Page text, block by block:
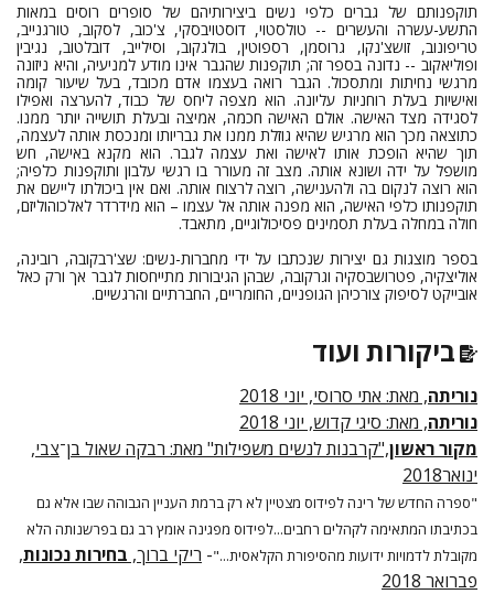
תוקפנותם של גברים כלפי נשים ביצירותיהם של סופרים רוסים במאות
התשע-עשרה והעשרים -- טולסטוי, דוסטויבסקי, צ'כוב, לסקוב, טורגנייב,
טריפונוב, זושצ'נקו, גרוסמן, רספוטין, בולגקוב, וסילייב, דובלטוב, נגיבין
ופוליאקוב -- נדונה בספר זה; תוקפנות שהגבר אינו מודע למניעיה, והיא ניזונה
מרגשי נחיתות ומתסכול. הגבר רואה בעצמו אדם מכובד, בעל שיעור קומה
ואישיות בעלת רוחניות עליונה. הוא מצפה ליחס של כבוד, להערצה ואפילו
לסגידה מצד האישה. אולם האישה חכמה, אמיצה ובעלת תושייה יותר ממנו.
כתוצאה מכך הוא מרגיש שהיא גוזלת ממנו את גבריותו ומנכסת אותה לעצמה,
תוך שהיא הופכת אותו לאישה ואת עצמה לגבר. הוא מקנא באישה, חש
מושפל על ידה ושונא אותה. מצב זה מעורר בו רגשי עלבון ותוקפנות כלפיה;
הוא רוצה לנקום בה ולהענישה, רוצה לרצוח אותה. ואם אין ביכולתו ליישם את
תוקפנותו כלפי האישה, הוא מפנה אותה אל עצמו – הוא מידרדר לאלכוהוליזם,
חולה במחלה בעלת תסמינים פסיכולוגיים, מתאבד.
בספר מוצגות גם יצירות שנכתבו על ידי מחברות-נשים: שצ'רבקובה, רובינה,
אוליצקיה, פטרושבסקיה וגרקובה, שבהן הגיבורות מתייחסות לגבר אך ורק כאל
אובייקט לסיפוק צורכיהן הגופניים, החומריים, החברתיים והרגשיים.
ביקורות ועוד
נוריתה, מאת: אתי סרוסי, יוני 2018
נוריתה, מאת: סיגי קדוש, יוני 2018
מקור ראשון,"קרבנות לנשים משפילות" מאת: רבקה שאול בן־צבי,
ינואר2018
"ספרה החדש של רינה לפידוס מצטיין לא רק ברמת העניין הגבוהה שבו אלא גם
בכתיבתו המתאימה לקהלים רחבים...לפידוס מפגינה אומץ רב גם בפרשנותה הלא
מקובלת לדמויות ידועות מהסיפורת הקלאסית..."- ריקי ברוך, בחירות נכונות,
פברואר 2018